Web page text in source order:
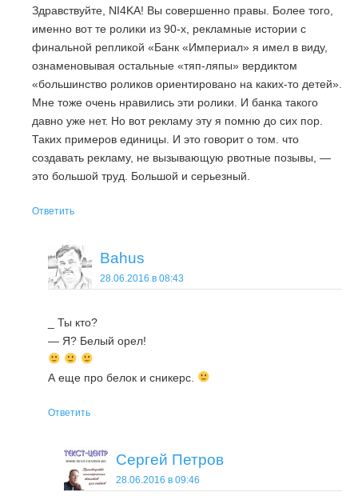
Здравствуйте, NI4KA! Вы совершенно правы. Более того,
именно вот те ролики из 90-х, рекламные истории с
финальной репликой «Банк «Империал» я имел в виду,
ознаменовывая остальные «тяп-ляпы» вердиктом
«большинство роликов ориентировано на каких-то детей».
Мне тоже очень нравились эти ролики. И банка такого
давно уже нет. Но вот рекламу эту я помню до сих пор.
Таких примеров единицы. И это говорит о том. что
создавать рекламу, не вызывающую рвотные позывы, —
это большой труд. Большой и серьезный.
Ответить
Bahus
28.06.2016 в 08:43
_ Ты кто?
— Я? Белый орел!
А еще про белок и сникерс.
Ответить
Сергей Петров
28.06.2016 в 09:46